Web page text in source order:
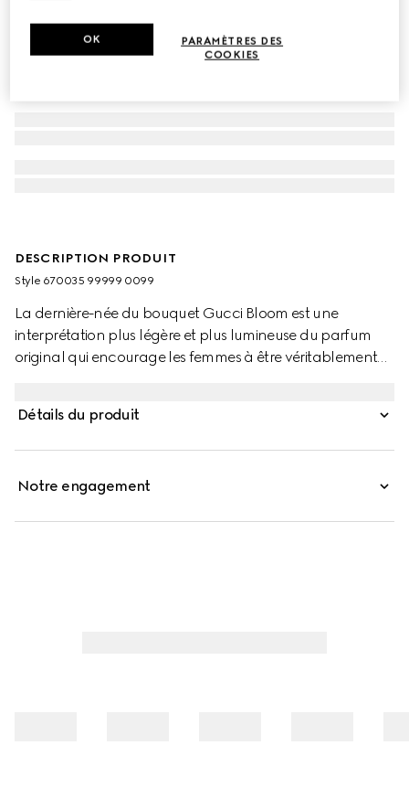
DESCRIPTION PRODUIT
Style ‎670035 99999 0099
La dernière-née du bouquet Gucci Bloom est une
interprétation plus légère et plus lumineuse du parfum
original qui encourage les femmes à être véritablement
quisqualier d’Extrême-Orient. Offrant une profondeur
délicate et l’éclat éthéré de cet accord incarnent le
Détails du produit
Notre engagement
PARAMÈTRES DES
COOKIES
OK